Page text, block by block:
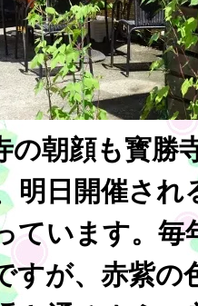
の朝顔も寳勝
明日開催さ
ています。毎
すが、赤紫の